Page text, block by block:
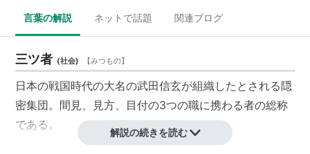
言葉の解説 ネットで話題 関連ブログ
三ツ者 (社会) 【みつもの】
日本の戦国時代の大名の武田信玄が組織したとされる隠
密集団。間見、見方、目付の3つの職に携わる者の総称
である。
解説の続きを読む